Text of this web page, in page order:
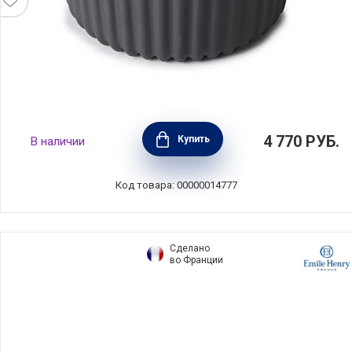
Рамекин 9 см Pekoe объем 100 мл,
материал фарфор, цвет черный, Revol,
Франция, 653619
В наличии Купить 4 770 РУБ.
Код товара: 00000014777
Сделано
во Франции